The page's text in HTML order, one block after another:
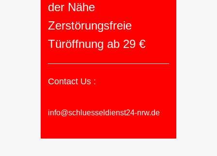
der Nähe
Zerstörungsfreie
Türöffnung ab 29 €
Contact Us :
info@schluesseldienst24-nrw.de